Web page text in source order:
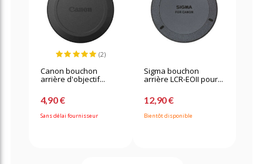
(2)
Canon bouchon
arrière d'objectif...
4,90 €
Sans délai fournisseur
Sigma bouchon
arrière LCR-EOII pour...
12,90 €
Bientôt disponible